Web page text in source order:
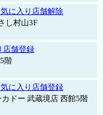
に入り店舗解除
し村山3F
店舗登録
階
に入り店舗登録
ドー 武蔵境店 西館5階